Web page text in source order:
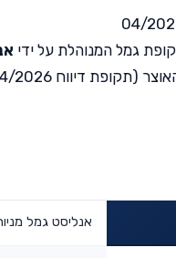
גמל המנוהלת על ידי
דיווח 04/2026).
אנליסט גמל